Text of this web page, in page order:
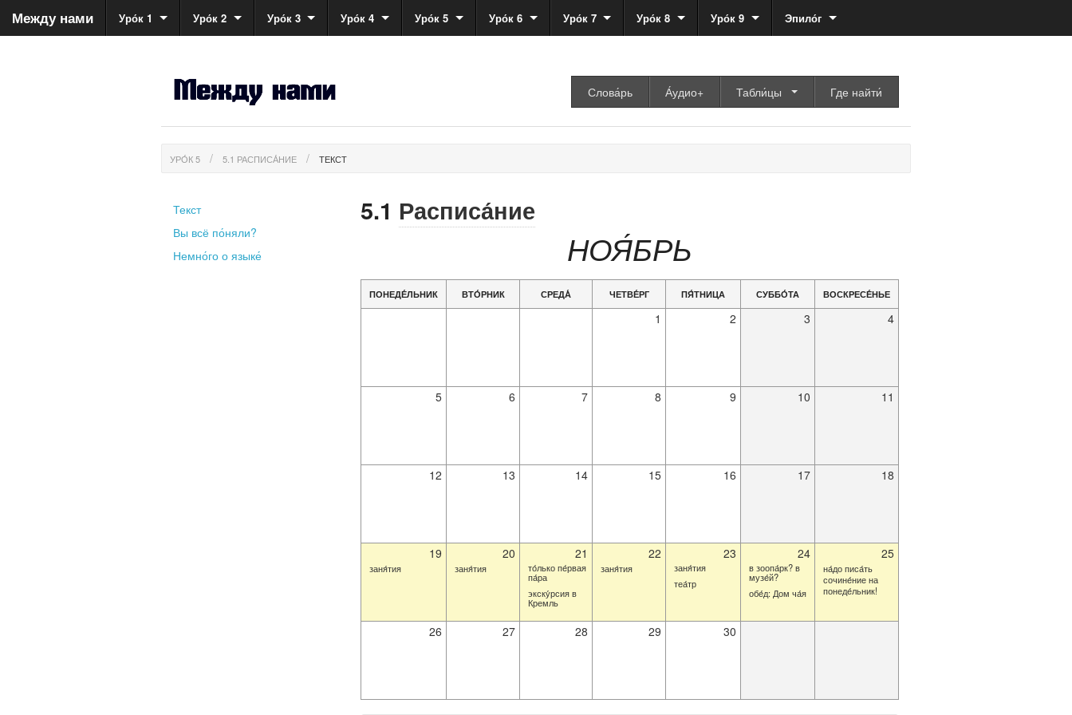
Между нами Уро́к 1 Уро́к 2 Уро́к 3 Уро́к 4 Уро́к 5 Уро́к 6 Уро́к 7 Уро́к 8 Уро́к 9 Эпило́г
Слова́рь А́удио+ Табли́цы Где найти́
УРО́К 5 5.1 РАСПИСА́НИЕ ТЕКСТ
5.1 Расписа́ние
НОЯ́БРЬ
ПОНЕДЕ́ЛЬНИК ВТО́РНИК СРЕДА́ ЧЕТВЕ́РГ ПЯ́ТНИЦА СУББО́ТА ВОСКРЕСЕ́НЬЕ
1 2 3 4
5 6 7 8 9 10 11
12 13 14 15 16 17 18
19
заня́тия
20
заня́тия
21
то́лько пе́рвая
па́ра
экску́рсия в
Кремль
22
заня́тия
23
заня́тия
теа́тр
24
в зоопа́рк? в
музе́й?
обе́д: Дом ча́я
25
на́до писа́ть
сочине́ние на
понеде́льник!
26 27 28 29 30
Текст
Вы всё по́няли?
Немно́го о языке́